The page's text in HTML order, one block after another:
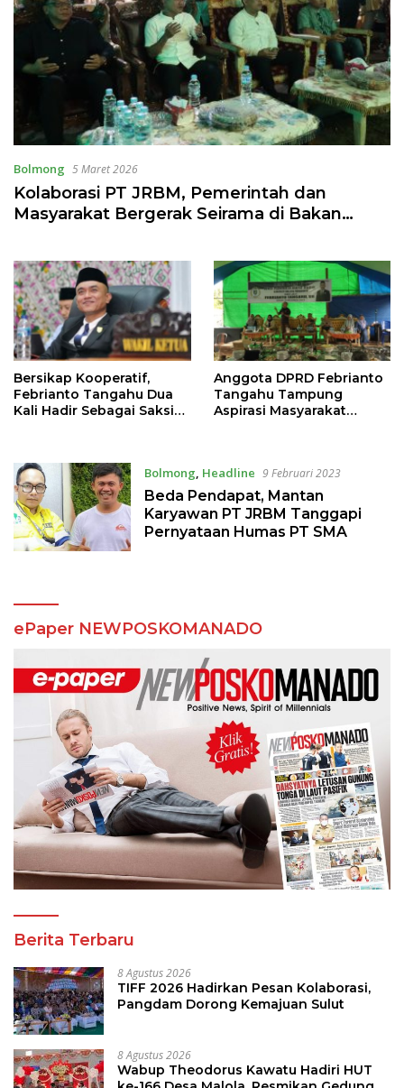
Bolmong 5 Maret 2026
Kolaborasi PT JRBM, Pemerintah dan
Masyarakat Bergerak Seirama di Bakan
Bersikap Kooperatif,
Febrianto Tangahu Dua
Kali Hadir Sebagai Saksi
JRBM
Anggota DPRD Febrianto
Tangahu Tampung
Aspirasi Masyarakat
Bolmong, Headline 9 Februari 2023
Beda Pendapat, Mantan
Karyawan PT JRBM Tanggapi
Pernyataan Humas PT SMA
ePaper NEWPOSKOMANADO
Berita Terbaru
8 Agustus 2026
TIFF 2026 Hadirkan Pesan Kolaborasi,
Pangdam Dorong Kemajuan Sulut
8 Agustus 2026
Wabup Theodorus Kawatu Hadiri HUT